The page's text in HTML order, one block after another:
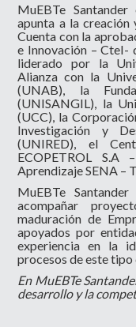
MuEBTe
apunta a la creación
Cuenta con la
e Innovación – CteI-
liderado por la
Alianza con la
(UNAB), la
(UNISANGIL), la
(UCC), la
Investigación y
(UNIRED), el
ECOPETROL
Aprendizaje SENA –
MuEBTe
acompañar
maduración de
apoyados por
experiencia en la
procesos de este tipo
En MuEBTe
desarrollo y la